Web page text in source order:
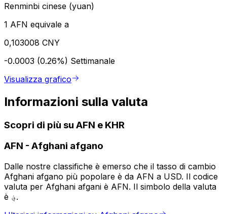
Renminbi cinese (yuan)
1 AFN equivale a
0,103008 CNY
-0.0003 (0.26%) Settimanale
Visualizza grafico
Informazioni sulla valuta
Scopri di più su AFN e KHR
AFN - Afghani afgano
Dalle nostre classifiche è emerso che il tasso di cambio
Afghani afgano più popolare è da AFN a USD. Il codice
valuta per Afghani afgani è AFN. Il simbolo della valuta
è ؋.